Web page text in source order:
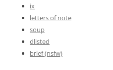
ix
letters of note
soup
dlisted
brief (nsfw)